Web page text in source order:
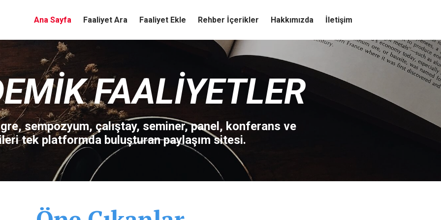
Ana Sayfa Faaliyet Ara Faaliyet Ekle Rehber İçerikler Hakkımızda İletişim
FAALIYETLER
sempozyum, çalıştay, seminer, panel, konferans ve
tek platformda buluşturan paylaşım sitesi.